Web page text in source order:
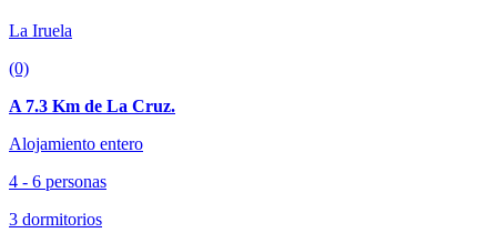
La Iruela
(0)
A 7.3 Km de La Cruz.
Alojamiento entero
4 - 6 personas
3 dormitorios